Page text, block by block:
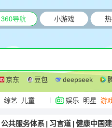
360导航 小游戏
京东 豆包 deepseek
综艺 儿童 娱乐 明星 游
公共服务体系 | 习言道 | 健康中国